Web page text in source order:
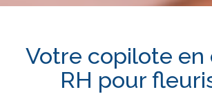
Votre copilote en
RH pour